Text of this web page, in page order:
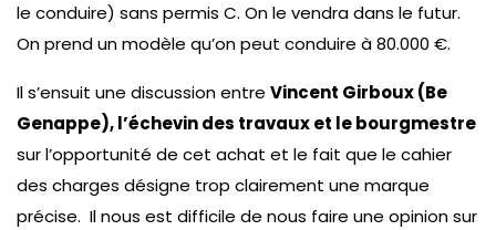
le conduire) sans permis C. On le vendra dans le futur.
On prend un modèle qu’on peut conduire à 80.000 €.
Il s’ensuit une discussion entre Vincent Girboux (Be
Genappe), l’échevin des travaux et le bourgmestre
sur l’opportunité de cet achat et le fait que le cahier
des charges désigne trop clairement une marque
précise. Il nous est difficile de nous faire une opinion sur